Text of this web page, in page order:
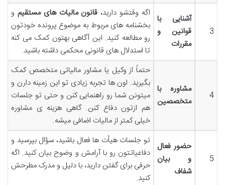
3
آشنایی با
قوانین و
مقررات
اگه وقتشو دارید، قانون مالیات های مستقیم و
بخشنامه های مربوط به موضوع پرونده خودتون
رو مطالعه کنید. این آگاهی بهتون کمک می کنه
تا استدلال های قانونی محکمی داشته باشید.
4
مشاوره با
متخصصین
حتماً از وکیل یا مشاور مالیاتی متخصص کمک
بگیرید. اون ها تجربه زیادی تو این زمینه دارن و
میتونن شما رو راهنمایی کنن و حتی تو جلسات
هم ازتون دفاع کنن. گاهی هزینه ی مشاوره
خیلی کمتر از مالیات اضافی میشه.
5
حضور فعال
و بیان
شفاف
تو جلسات هیأت ها فعال باشید، سؤال بپرسید و
دفاعیاتتون رو با آرامش و وضوح بیان کنید. اگه
حرفی برای گفتن دارید، با دلیل و مدرک مطرحش
کنید.